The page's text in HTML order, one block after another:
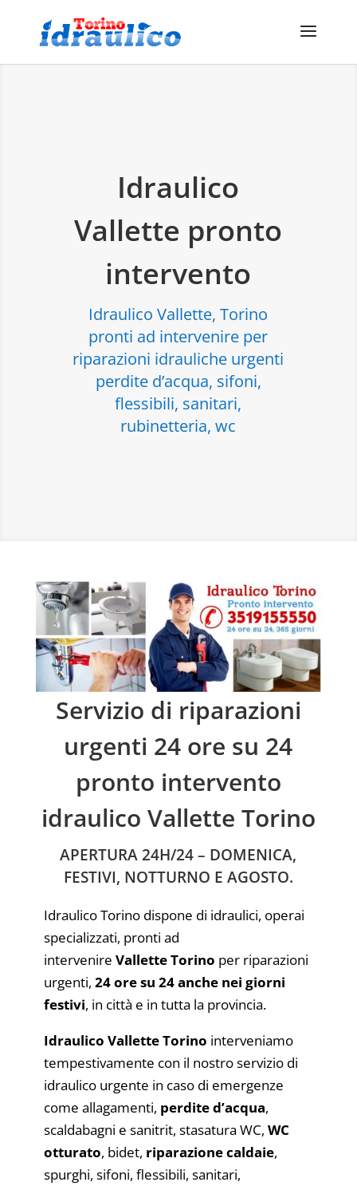
Idraulico
Vallette pronto
intervento
Idraulico Vallette, Torino
pronti ad intervenire per
riparazioni idrauliche urgenti
perdite d’acqua, sifoni,
flessibili, sanitari,
rubinetteria, wc
Servizio di riparazioni
urgenti 24 ore su 24
pronto intervento
idraulico Vallette Torino
APERTURA 24H/24 – DOMENICA,
FESTIVI, NOTTURNO E AGOSTO.
Idraulico Torino dispone di idraulici, operai
specializzati, pronti ad
intervenire Vallette Torino per riparazioni
urgenti, 24 ore su 24 anche nei giorni
festivi, in città e in tutta la provincia.
Idraulico Vallette Torino interveniamo
tempestivamente con il nostro servizio di
idraulico urgente in caso di emergenze
come allagamenti, perdite d’acqua,
scaldabagni e sanitrit, stasatura WC, WC
otturato, bidet, riparazione caldaie,
spurghi, sifoni, flessibili, sanitari,